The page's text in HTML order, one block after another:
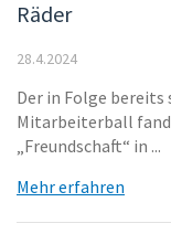
Räder
28.4.2024
Der in Folge bereits
Mitarbeiterball fand
„Freundschaft“ in ...
Mehr erfahren